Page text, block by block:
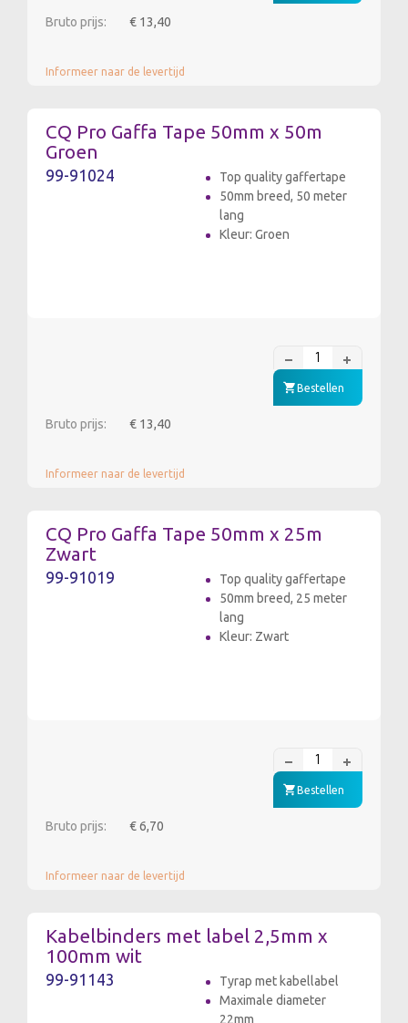
Bruto prijs: € 13,40
Informeer naar de levertijd
CQ Pro Gaffa Tape 50mm x 50m
Groen
99-91024
Top quality gaffertape
50mm breed, 50 meter
lang
Kleur: Groen
Bestellen
Bruto prijs: € 13,40
Informeer naar de levertijd
CQ Pro Gaffa Tape 50mm x 25m
Zwart
99-91019
Top quality gaffertape
50mm breed, 25 meter
lang
Kleur: Zwart
Bestellen
Bruto prijs: € 6,70
Informeer naar de levertijd
Kabelbinders met label 2,5mm x
100mm wit
99-91143
Tyrap met kabellabel
Maximale diameter
22mm